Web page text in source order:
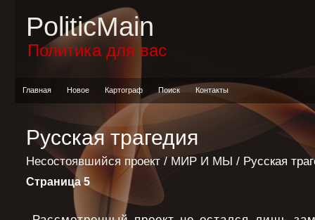
PoliticMain
Политика для вас
Главная Новое Картограф Поиск Контакты
Русская трагедия
Несостоявшийся проект / МИР И МЫ / Русская
Страница 5